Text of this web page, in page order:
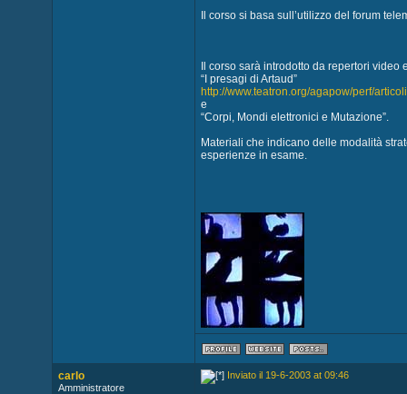
Il corso si basa sull’utilizzo del forum
Il corso sarà introdotto da repertori
“I presagi di Artaud”
http://www.teatron.org/agapow/perf/
e
“Corpi, Mondi elettronici e Mutazione”.
Materiali che indicano delle modalità
esperienze in esame.
carlo
Amministratore
Inviato il 19-6-2003 at 09:46